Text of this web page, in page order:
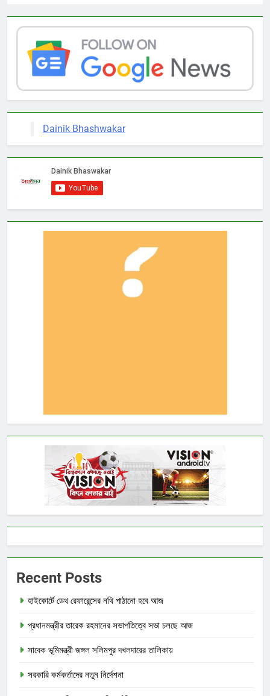
Dainik Bhashwakar
Recent Posts
হাইকোর্টে ডেথ রেফারেন্সের নথি পাঠানো হবে আজ
প্রধানমন্ত্রীর তারেক রহমানের সভাপতিত্বে সভা চলছে আজ
সাবেক ভূমিমন্ত্রী জঙ্গল সলিমপুর দখলদারের তালিকায়
সরকারি কর্মকর্তাদের নতুন নির্দেশনা